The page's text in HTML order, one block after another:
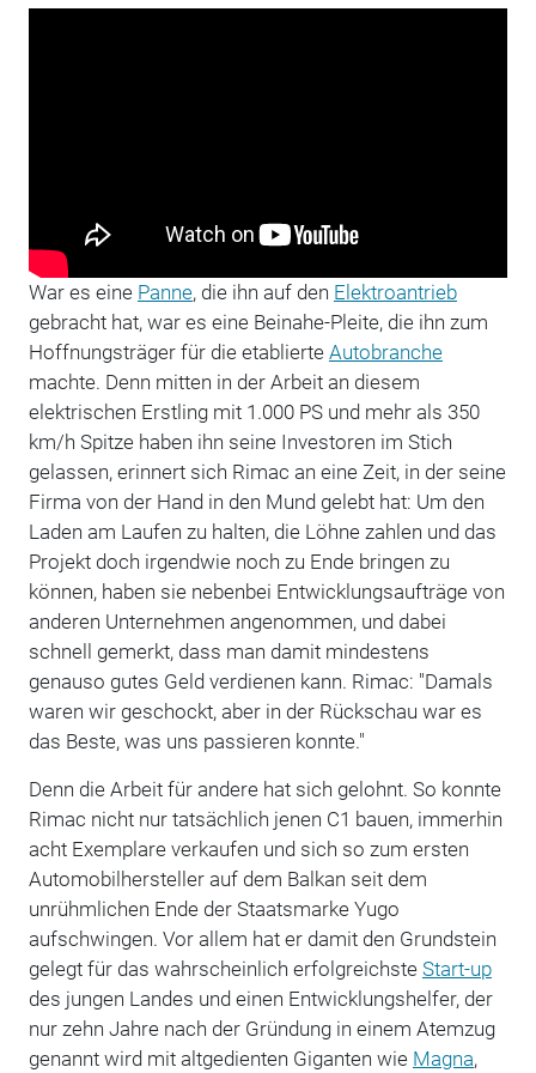
War es eine Panne, die ihn auf den Elektroantrieb
gebracht hat, war es eine Beinahe-Pleite, die ihn zum
Hoffnungsträger für die etablierte Autobranche
machte. Denn mitten in der Arbeit an diesem
elektrischen Erstling mit 1.000 PS und mehr als 350
km/h Spitze haben ihn seine Investoren im Stich
gelassen, erinnert sich Rimac an eine Zeit, in der seine
Firma von der Hand in den Mund gelebt hat: Um den
Laden am Laufen zu halten, die Löhne zahlen und das
Projekt doch irgendwie noch zu Ende bringen zu
können, haben sie nebenbei Entwicklungsaufträge von
anderen Unternehmen angenommen, und dabei
schnell gemerkt, dass man damit mindestens
genauso gutes Geld verdienen kann. Rimac: "Damals
waren wir geschockt, aber in der Rückschau war es
das Beste, was uns passieren konnte."
Denn die Arbeit für andere hat sich gelohnt. So konnte
Rimac nicht nur tatsächlich jenen C1 bauen, immerhin
acht Exemplare verkaufen und sich so zum ersten
Automobilhersteller auf dem Balkan seit dem
unrühmlichen Ende der Staatsmarke Yugo
aufschwingen. Vor allem hat er damit den Grundstein
gelegt für das wahrscheinlich erfolgreichste Start-up
des jungen Landes und einen Entwicklungshelfer, der
nur zehn Jahre nach der Gründung in einem Atemzug
genannt wird mit altgedienten Giganten wie Magna,